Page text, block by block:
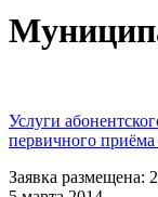
Услуги
первичного
Заявка размещена: